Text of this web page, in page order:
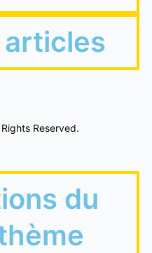
Reserved.
du